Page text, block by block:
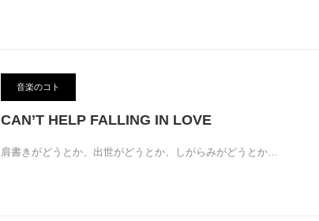
音楽のコト
CAN’T HELP FALLING IN LOVE
肩書きがどうとか、出世がどうとか、しがらみがどうとか…